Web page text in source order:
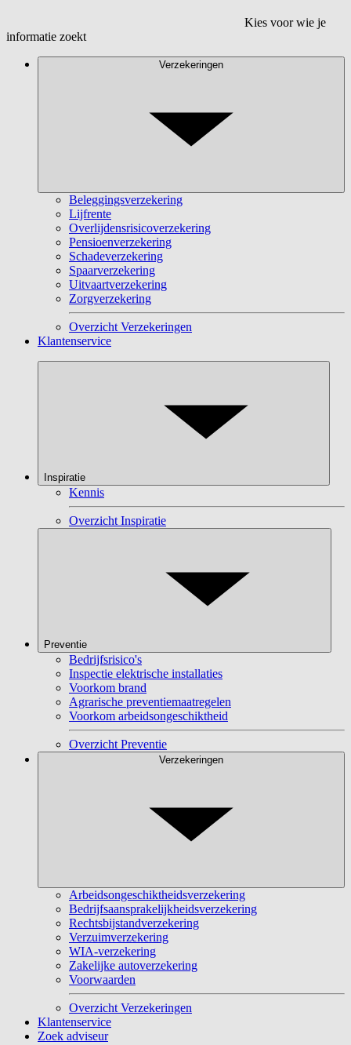
Kies voor wie je
informatie zoekt
Verzekeringen
Beleggingsverzekering
Lijfrente
Overlijdensrisicoverzekering
Pensioenverzekering
Schadeverzekering
Spaarverzekering
Uitvaartverzekering
Zorgverzekering
Overzicht Verzekeringen
Klantenservice
Inspiratie
Kennis
Overzicht Inspiratie
Preventie
Bedrijfsrisico's
Inspectie elektrische installaties
Voorkom brand
Agrarische preventiemaatregelen
Voorkom arbeidsongeschiktheid
Overzicht Preventie
Verzekeringen
Arbeidsongeschiktheidsverzekering
Bedrijfsaansprakelijkheidsverzekering
Rechtsbijstandverzekering
Verzuimverzekering
WIA-verzekering
Zakelijke autoverzekering
Voorwaarden
Overzicht Verzekeringen
Klantenservice
Zoek adviseur